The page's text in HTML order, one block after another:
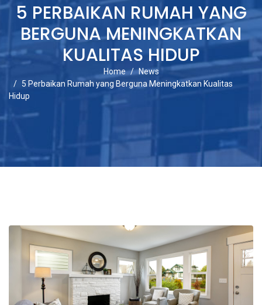
5 PERBAIKAN RUMAH YANG
BERGUNA MENINGKATKAN
KUALITAS HIDUP
Home
News
5 Perbaikan Rumah yang Berguna Meningkatkan Kualitas
Hidup